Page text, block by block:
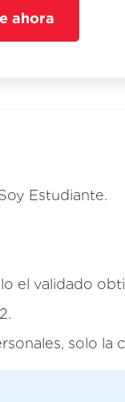
ahora
Estudiante.
el validado
solo la